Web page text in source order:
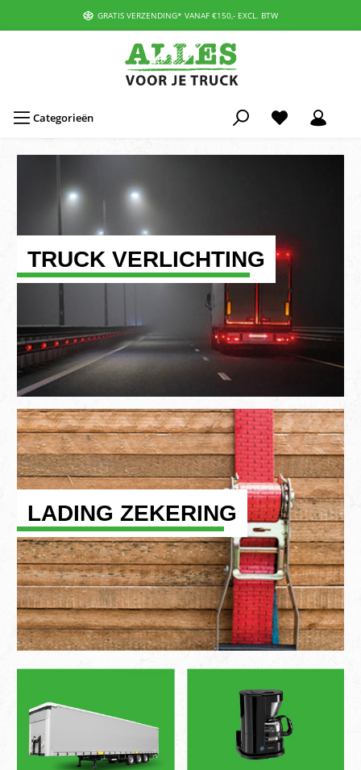
GRATIS VERZENDING* VANAF €150,- EXCL. BTW
Categorieën
TRUCK VERLICHTING
LADING ZEKERING